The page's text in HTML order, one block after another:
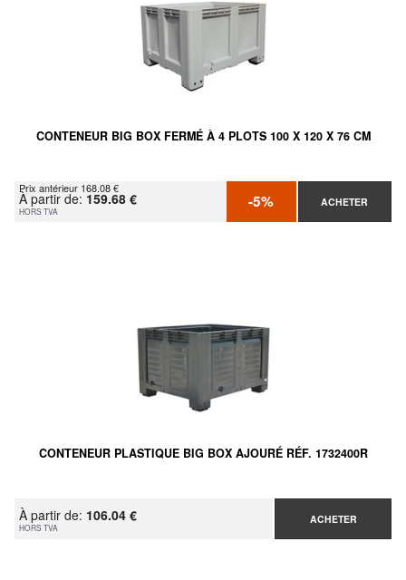
CONTENEUR BIG BOX FERMÉ À 4 PLOTS 100 X 120 X 76 CM
Prix antérieur 168.08 €
À partir de: 159.68 €
HORS TVA -5% ACHETER
CONTENEUR PLASTIQUE BIG BOX AJOURÉ RÉF. 1732400R
À partir de: 106.04 €
HORS TVA
ACHETER